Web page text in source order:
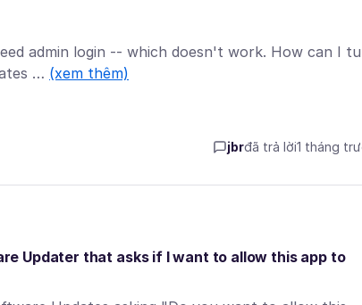
admin login -- which doesn't work. How can I
… (xem thêm)
jbrđã trả lời1 tháng
Updater that asks if I want to allow this app to